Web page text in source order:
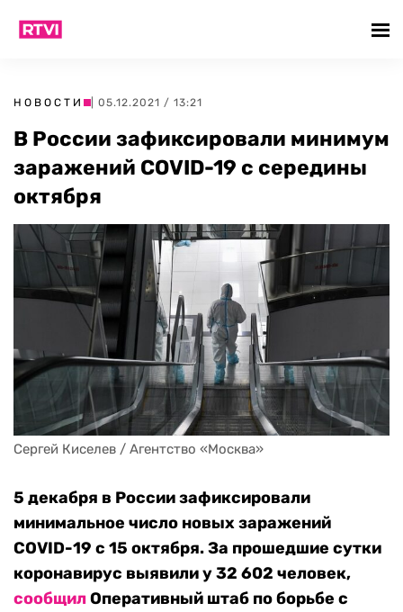
НОВОСТИ | 05.12.2021 / 13:21
В России зафиксировали минимум
заражений COVID-19 с середины
октября
Сергей Киселев / Агентство «Москва»
5 декабря в России зафиксировали
минимальное число новых заражений
COVID-19 с 15 октября. За прошедшие сутки
коронавирус выявили у 32 602 человек,
сообщилОперативный штаб по борьбе с